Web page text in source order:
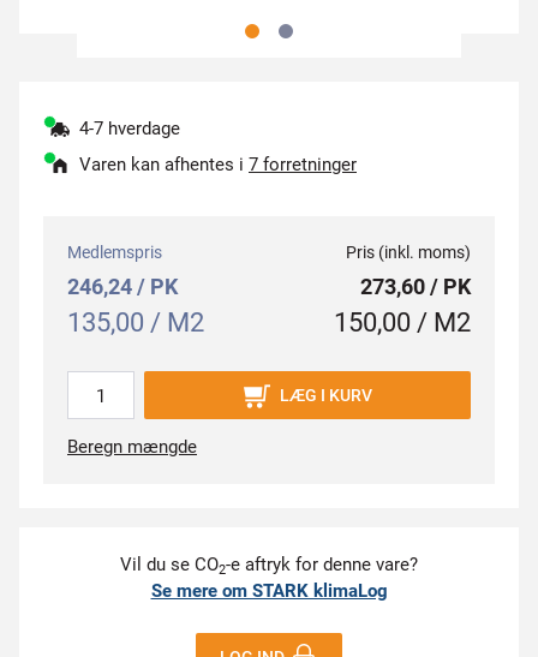
4-7 hverdage
Varen kan afhentes i 7 forretninger
Medlemspris
246,24 / PK
135,00 / M2
Pris (inkl. moms)
273,60 / PK
150,00 / M2
LÆG I KURV
Beregn mængde
Vil du se CO2-e aftryk for denne vare?
Se mere om STARK klimaLog